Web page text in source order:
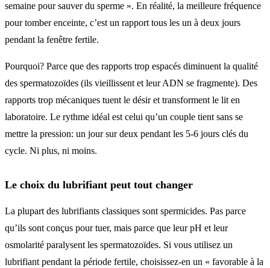
semaine pour sauver du sperme ». En réalité, la meilleure fréquence
pour tomber enceinte, c’est un rapport tous les un à deux jours
pendant la fenêtre fertile.
Pourquoi? Parce que des rapports trop espacés diminuent la qualité
des spermatozoïdes (ils vieillissent et leur ADN se fragmente). Des
rapports trop mécaniques tuent le désir et transforment le lit en
laboratoire. Le rythme idéal est celui qu’un couple tient sans se
mettre la pression: un jour sur deux pendant les 5-6 jours clés du
cycle. Ni plus, ni moins.
Le choix du lubrifiant peut tout changer
La plupart des lubrifiants classiques sont spermicides. Pas parce
qu’ils sont conçus pour tuer, mais parce que leur pH et leur
osmolarité paralysent les spermatozoïdes. Si vous utilisez un
lubrifiant pendant la période fertile, choisissez-en un « favorable à la